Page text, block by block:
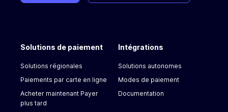
Solutions de paiement
Solutions régionales
Paiements par carte en ligne
Acheter maintenant Payer
plus tard
Intégrations
Solutions autonomes
Modes de paiement
Documentation